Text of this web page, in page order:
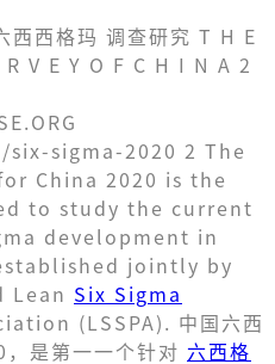
西格玛 调查研究 T H E
V E Y O F C H I N A 2
sigma-2020 2 The
China 2020 is the
to study the current
development in
jointly by
Lean Six Sigma
(LSSPA). 中国六⻄
是第⼀一个针对 六西格